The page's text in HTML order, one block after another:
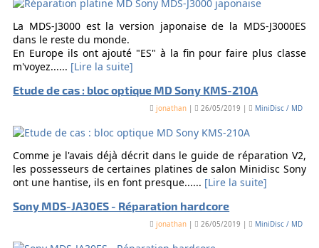
La MDS-J3000 est la version japonaise de la MDS-J3000ES
dans le reste du monde.
En Europe ils ont ajouté "ES" à la fin pour faire plus classe
m'voyez...... [Lire la suite]
Etude de cas : bloc optique MD Sony KMS-210A
jonathan| 26/05/2019 | MiniDisc / MD
Comme je l'avais déjà décrit dans le guide de réparation V2,
les possesseurs de certaines platines de salon Minidisc Sony
ont une hantise, ils en font presque...... [Lire la suite]
Sony MDS-JA30ES - Réparation hardcore
jonathan| 26/05/2019 | MiniDisc / MD